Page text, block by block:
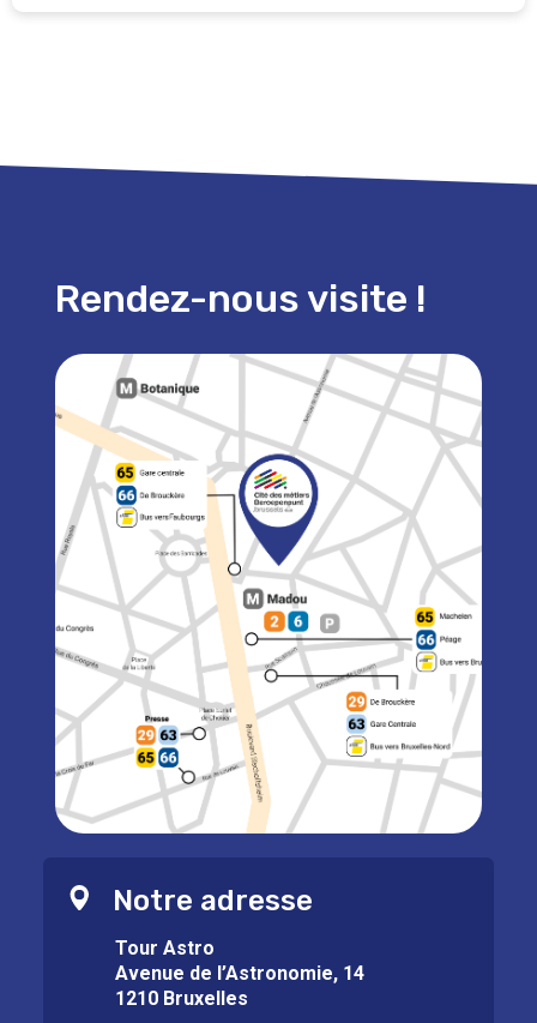
Rendez-nous visite !
Notre adresse
Tour Astro
Avenue de l’Astronomie, 14
1210 Bruxelles